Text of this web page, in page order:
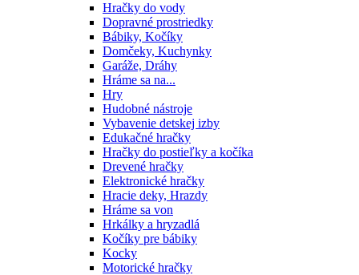
Hračky do vody
Dopravné prostriedky
Bábiky, Kočíky
Domčeky, Kuchynky
Garáže, Dráhy
Hráme sa na...
Hry
Hudobné nástroje
Vybavenie detskej izby
Edukačné hračky
Hračky do postieľky a kočíka
Drevené hračky
Elektronické hračky
Hracie deky, Hrazdy
Hráme sa von
Hrkálky a hryzadlá
Kočíky pre bábiky
Kocky
Motorické hračky